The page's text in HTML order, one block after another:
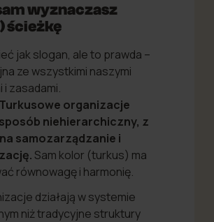
wyznaczasz
ścieżkę
jak slogan, ale to prawda –
ze wszystkimi naszymi
zasadami.
Turkusowe organizacje
niehierarchiczny, z
samozarządzanie i
Sam kolor (turkus) ma
równowagę i harmonię.
działają w systemie
niż tradycyjne struktury